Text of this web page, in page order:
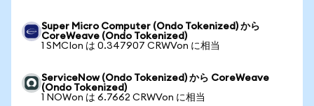
Super Micro Computer (Ondo Tokenized) から
CoreWeave (Ondo Tokenized)
1 SMCIon は 0.347907 CRWVon に相当
ServiceNow (Ondo Tokenized) から CoreWeave
(Ondo Tokenized)
1 NOWon は 6.7662 CRWVon に相当